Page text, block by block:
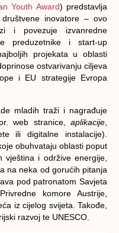
Youth Award) predstavlja
inovatore – ovo
i povezuje izvanredne
preduzetnike i start-up
projekata u oblasti
ostvarivanju ciljeva
i EU strategije Evropa
mladih traži i nagrađuje
web stranice, aplikacije
ili digitalne instalacije).
obuhvataju oblasti poput
vještina i održive energije,
na neka od gorućih pitanja
pod patronatom Savjeta
komore Austrije,
iz cijelog svijeta. Takođe,
razvoj te UNESCO.